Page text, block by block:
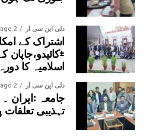
حضرت مفتی عمران احمد قاسمی
خصوصی دعا پر ہوا، جس میں ملک
امان اور جامعہ کی مزید تعلیمی و
دلی این سی آر 2 years ago
اشتراک کے
±کائیدو،جاپان
اسلامیہ کا دورہ
دلی این سی آر 2 years ago
جامعہ :ایران
تہذیبی تعلقات